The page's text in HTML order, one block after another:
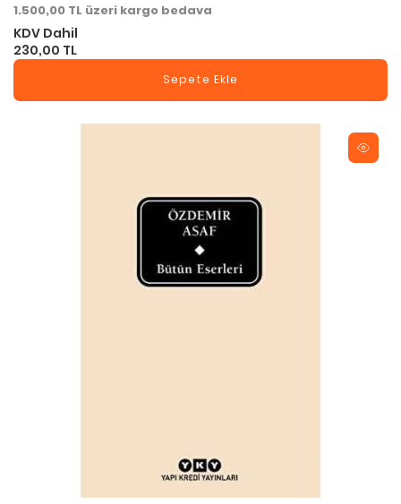
1.500,00 TL üzeri kargo bedava
KDV Dahil
230,00 TL
Sepete Ekle